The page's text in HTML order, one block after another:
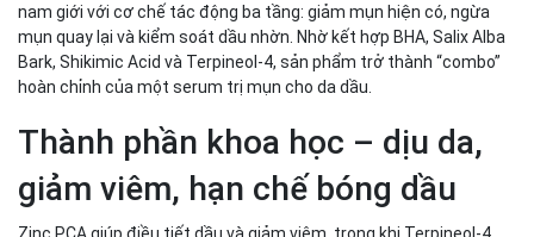
nam giới với cơ chế tác động ba tầng: giảm mụn hiện có, ngừa
mụn quay lại và kiểm soát dầu nhờn. Nhờ kết hợp BHA, Salix Alba
Bark, Shikimic Acid và Terpineol-4, sản phẩm trở thành “combo”
hoàn chỉnh của một serum trị mụn cho da dầu.
Thành phần khoa học – dịu da,
giảm viêm, hạn chế bóng dầu
Zinc PCA giúp điều tiết dầu và giảm viêm, trong khi Terpineol-4